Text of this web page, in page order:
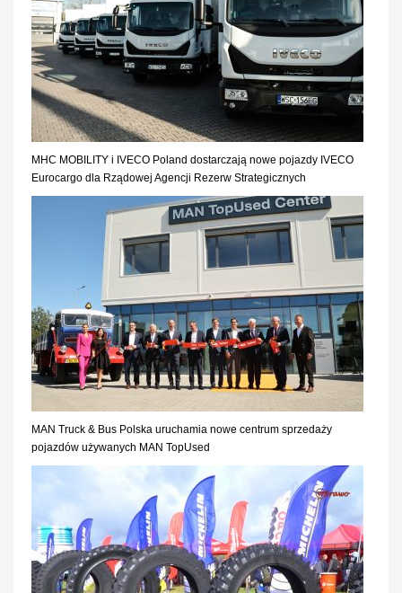
MHC MOBILITY i IVECO Poland dostarczają nowe pojazdy IVECO
Eurocargo dla Rządowej Agencji Rezerw Strategicznych
MAN Truck & Bus Polska uruchamia nowe centrum sprzedaży
pojazdów używanych MAN TopUsed